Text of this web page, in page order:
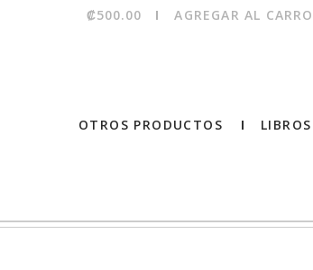
₡500.00
AGREGAR AL CARRO
OTROS PRODUCTOS